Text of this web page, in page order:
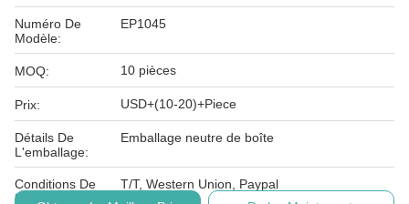
Numéro De
Modèle:
EP1045
MOQ: 10 pièces
Prix: USD+(10-20)+Piece
Détails De
L'emballage:
Emballage neutre de boîte
Conditions De
Paiement:
T/T, Western Union, Paypal